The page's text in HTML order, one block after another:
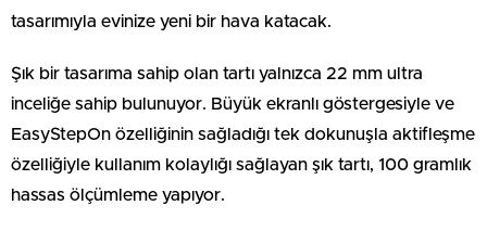
tasarımıyla evinize yeni bir hava katacak.
Şık bir tasarıma sahip olan tartı yalnızca 22 mm ultra
inceliğe sahip bulunuyor. Büyük ekranlı göstergesiyle ve
EasyStepOn özelliğinin sağladığı tek dokunuşla aktifleşme
özelliğiyle kullanım kolaylığı sağlayan şık tartı, 100 gramlık
hassas ölçümleme yapıyor.